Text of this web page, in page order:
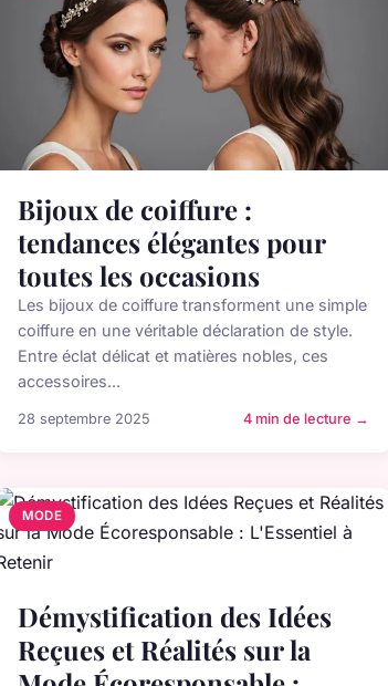
Bijoux de coiffure :
tendances élégantes pour
toutes les occasions
Les bijoux de coiffure transforment une simple
coiffure en une véritable déclaration de style.
Entre éclat délicat et matières nobles, ces
accessoires...
28 septembre 2025 4 min de lecture →
MODE
Démystification des Idées
Reçues et Réalités sur la